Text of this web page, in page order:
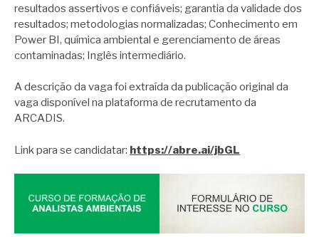
resultados assertivos e confiáveis; garantia da validade dos
resultados; metodologias normalizadas; Conhecimento em
Power BI, química ambiental e gerenciamento de áreas
contaminadas; Inglês intermediário.
A descrição da vaga foi extraída da publicação original da
vaga disponível na plataforma de recrutamento da
ARCADIS.
Link para se candidatar: https://abre.ai/jbGL